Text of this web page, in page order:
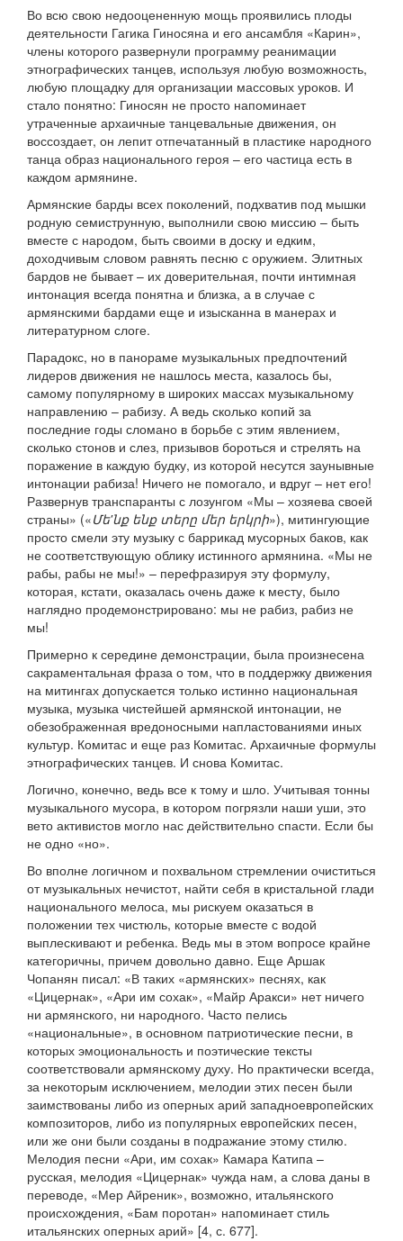
Во всю свою недооцененную мощь проявились плоды
деятельности Гагика Гиносяна и его ансамбля «Карин»,
члены которого развернули программу реанимации
этнографических танцев, используя любую возможность,
любую площадку для организации массовых уроков. И
стало понятно: Гиносян не просто напоминает
утраченные архаичные танцевальные движения, он
воссоздает, он лепит отпечатанный в пластике народного
танца образ национального героя – его частица есть в
каждом армянине.
Армянские барды всех поколений, подхватив под мышки
родную семиструнную, выполнили свою миссию – быть
вместе с народом, быть своими в доску и едким,
доходчивым словом равнять песню с оружием. Элитных
бардов не бывает – их доверительная, почти интимная
интонация всегда понятна и близка, а в случае с
армянскими бардами еще и изысканна в манерах и
литературном слоге.
Парадокс, но в панораме музыкальных предпочтений
лидеров движения не нашлось места, казалось бы,
самому популярному в широких массах музыкальному
направлению – рабизу. А ведь сколько копий за
последние годы сломано в борьбе с этим явлением,
сколько стонов и слез, призывов бороться и стрелять на
поражение в каждую будку, из которой несутся заунывные
интонации рабиза! Ничего не помогало, и вдруг – нет его!
Развернув транспаранты с лозунгом «Мы – хозяева своей
страны» («Մե'նք ենք տերը մեր երկրի»), митингующие
просто смели эту музыку с баррикад мусорных баков, как
не соответствующую облику истинного армянина. «Мы не
рабы, рабы не мы!» – перефразируя эту формулу,
которая, кстати, оказалась очень даже к месту, было
наглядно продемонстрировано: мы не рабиз, рабиз не
мы!
Примерно к середине демонстрации, была произнесена
сакраментальная фраза о том, что в поддержку движения
на митингах допускается только истинно национальная
музыка, музыка чистейшей армянской интонации, не
обезображенная вредоносными напластованиями иных
культур. Комитас и еще раз Комитас. Архаичные формулы
этнографических танцев. И снова Комитас.
Логично, конечно, ведь все к тому и шло. Учитывая тонны
музыкального мусора, в котором погрязли наши уши, это
вето активистов могло нас действительно спасти. Если бы
не одно «но».
Во вполне логичном и похвальном стремлении очиститься
от музыкальных нечистот, найти себя в кристальной глади
национального мелоса, мы рискуем оказаться в
положении тех чистюль, которые вместе с водой
выплескивают и ребенка. Ведь мы в этом вопросе крайне
категоричны, причем довольно давно. Еще Аршак
Чопанян писал: «В таких «армянских» песнях, как
«Цицернак», «Ари им сохак», «Майр Аракси» нет ничего
ни армянского, ни народного. Часто пелись
«национальные», в основном патриотические песни, в
которых эмоциональность и поэтические тексты
соответствовали армянскому духу. Но практически всегда,
за некоторым исключением, мелодии этих песен были
заимствованы либо из оперных арий западноевропейских
композиторов, либо из популярных европейских песен,
или же они были созданы в подражание этому стилю.
Мелодия песни «Ари, им сохак» Камара Катипа –
русская, мелодия «Цицернак» чужда нам, а слова даны в
переводе, «Мер Айреник», возможно, итальянского
происхождения, «Бам поротан» напоминает стиль
итальянских оперных арий» [4, с. 677].